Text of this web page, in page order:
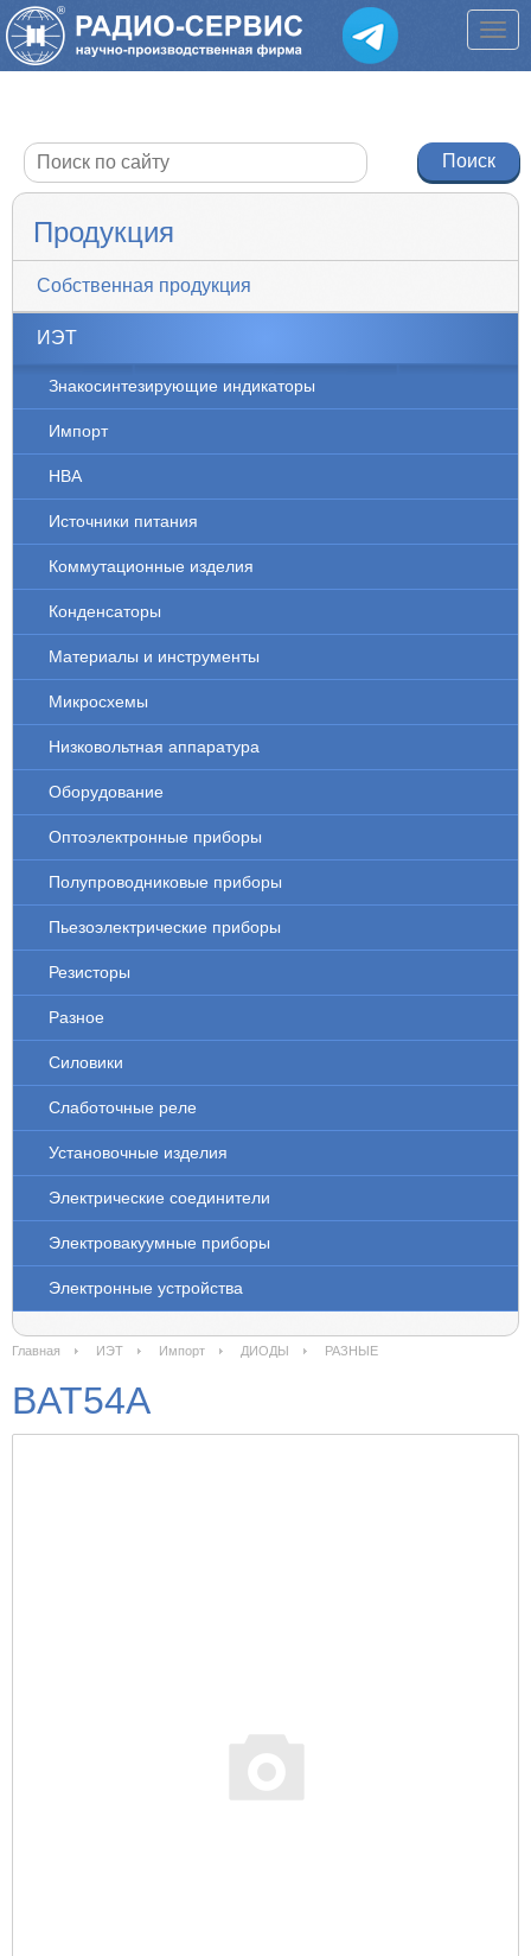
Продукция
Собственная продукция
ИЭТ
Знакосинтезирующие индикаторы
Импорт
НВА
Источники питания
Коммутационные изделия
Конденсаторы
Материалы и инструменты
Микросхемы
Низковольтная аппаратура
Оборудование
Оптоэлектронные приборы
Полупроводниковые приборы
Пьезоэлектрические приборы
Резисторы
Разное
Силовики
Слаботочные реле
Установочные изделия
Электрические соединители
Электровакуумные приборы
Электронные устройства
Главная ИЭТ Импорт ДИОДЫ РАЗНЫЕ
BAT54A